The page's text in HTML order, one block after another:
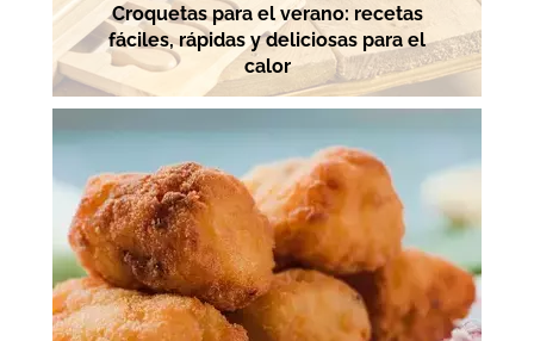
Croquetas para el verano: recetas
fáciles, rápidas y deliciosas para el
calor